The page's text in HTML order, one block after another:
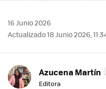
16 Junio 2026
Actualizado 18 Junio 2026,
Azucena Martín
Editora